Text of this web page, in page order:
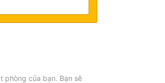
phòng của bạn. Bạn sẽ